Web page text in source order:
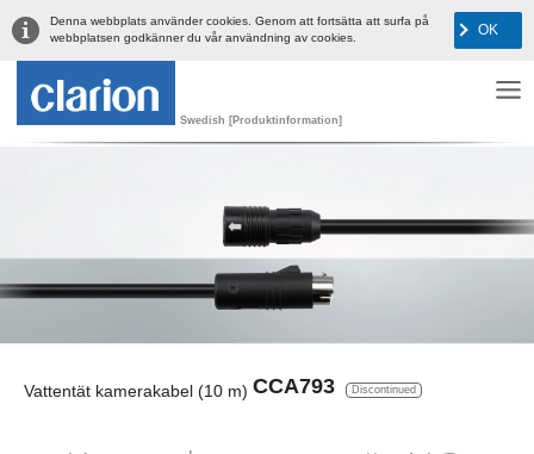
Denna webbplats använder cookies. Genom att fortsätta att surfa på
webbplatsen godkänner du vår användning av cookies.
OK
Swedish [Produktinformation]
Vattentät kamerakabel (10 m) CCA793 Discontinued